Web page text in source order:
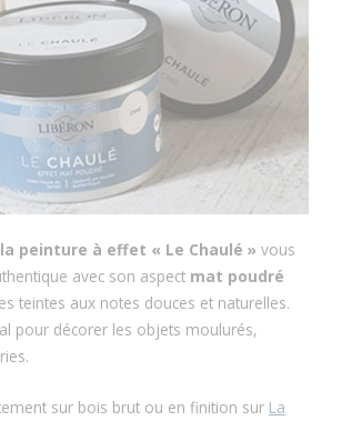
la peinture à effet « Le Chaulé » vous
avec son aspect mat poudré
teintes aux notes douces et naturelles.
pour décorer les objets moulurés,
sur bois brut ou en finition sur La